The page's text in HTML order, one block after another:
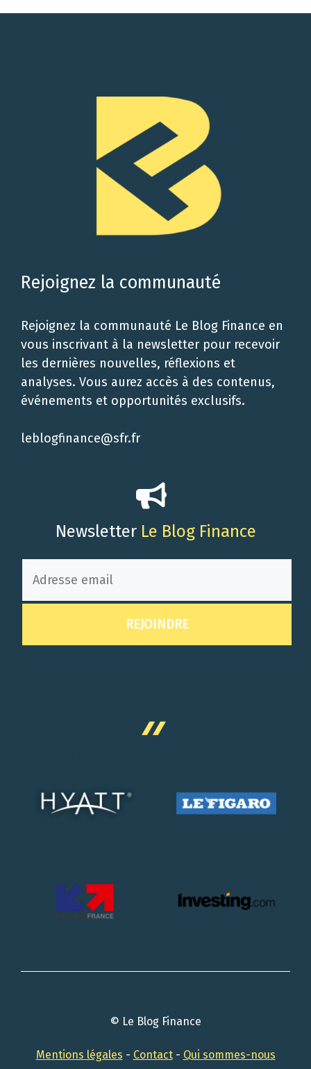
Rejoignez la communauté
Rejoignez la communauté Le Blog Finance en
vous inscrivant à la newsletter pour recevoir
les dernières nouvelles, réflexions et
analyses. Vous aurez accès à des contenus,
événements et opportunités exclusifs.
leblogfinance@sfr.fr
Newsletter Le Blog Finance
© Le Blog Finance
Mentions légales - Contact- Qui sommes-nous